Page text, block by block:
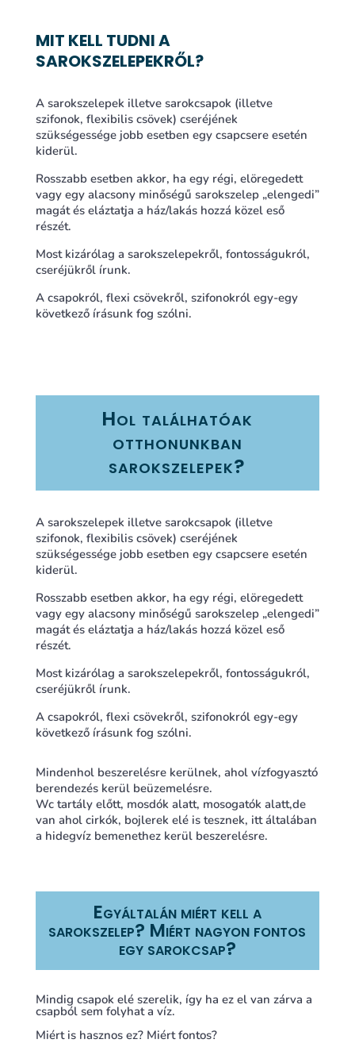
MIT KELL TUDNI A
SAROKSZELEPEKRŐL?
A sarokszelepek illetve sarokcsapok (illetve
szifonok, flexibilis csövek) cseréjének
szükségessége jobb esetben egy csapcsere esetén
kiderül.
Rosszabb esetben akkor, ha egy régi, elöregedett
vagy egy alacsony minőségű sarokszelep „elengedi”
magát és eláztatja a ház/lakás hozzá közel eső
részét.
Most kizárólag a sarokszelepekről, fontosságukról,
cseréjükről írunk.
A csapokról, flexi csövekről, szifonokról egy-egy
következő írásunk fog szólni.
Hol találhatóak
otthonunkban
sarokszelepek?
A sarokszelepek illetve sarokcsapok (illetve
szifonok, flexibilis csövek) cseréjének
szükségessége jobb esetben egy csapcsere esetén
kiderül.
Rosszabb esetben akkor, ha egy régi, elöregedett
vagy egy alacsony minőségű sarokszelep „elengedi”
magát és eláztatja a ház/lakás hozzá közel eső
részét.
Most kizárólag a sarokszelepekről, fontosságukról,
cseréjükről írunk.
A csapokról, flexi csövekről, szifonokról egy-egy
következő írásunk fog szólni.
Mindenhol beszerelésre kerülnek, ahol vízfogyasztó
berendezés kerül beüzemelésre.
Wc tartály előtt, mosdók alatt, mosogatók alatt,de
van ahol cirkók, bojlerek elé is tesznek, itt általában
a hidegvíz bemenethez kerül beszerelésre.
Egyáltalán miért kell a
sarokszelep? Miért nagyon fontos
egy sarokcsap?
Mindig csapok elé szerelik, így ha ez el van zárva a
csapból sem folyhat a víz.
Miért is hasznos ez? Miért fontos?